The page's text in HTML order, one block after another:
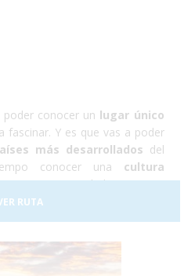
poder conocer un lugar único
fascinar. Y es que vas a poder
más desarrollados del
conocer una cultura
en sus habitantes. En
se trata de un país
la cantidad de gente que lo
¡Sí que si lo que buscas
RUTA